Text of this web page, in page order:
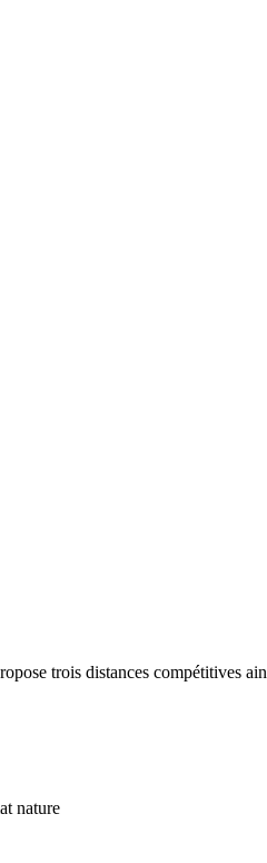
trois distances compétitives
nature